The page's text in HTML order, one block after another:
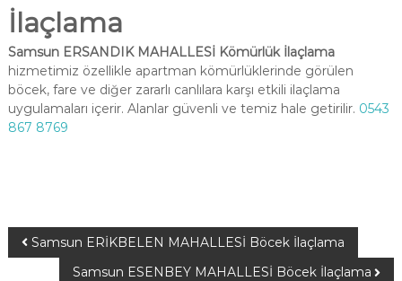
İlaçlama
Samsun ERSANDIK MAHALLESİ Kömürlük İlaçlama
hizmetimiz özellikle apartman kömürlüklerinde görülen
böcek, fare ve diğer zararlı canlılara karşı etkili ilaçlama
uygulamaları içerir. Alanlar güvenli ve temiz hale getirilir. 0543
867 8769
Samsun ERİKBELEN MAHALLESİ Böcek İlaçlama
Samsun ESENBEY MAHALLESİ Böcek İlaçlama